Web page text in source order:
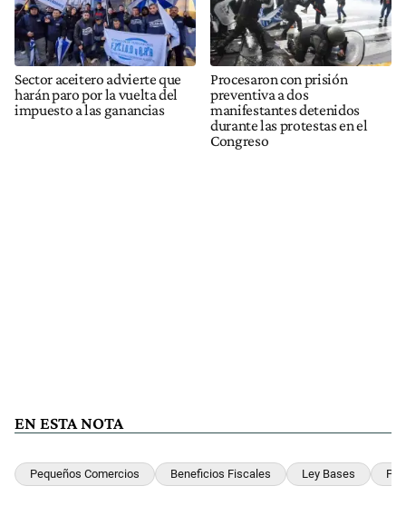
Sector aceitero advierte que
harán paro por la vuelta del
impuesto a las ganancias
Procesaron con prisión
preventiva a dos
manifestantes detenidos
durante las protestas en el
Congreso
EN ESTA NOTA
Pequeños Comercios Beneficios Fiscales Ley Bases